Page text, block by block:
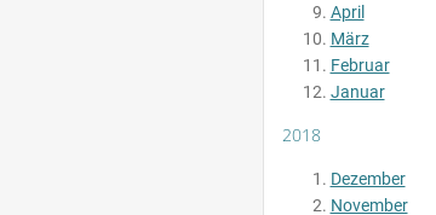
April
März
Februar
Januar
2018
Dezember
November